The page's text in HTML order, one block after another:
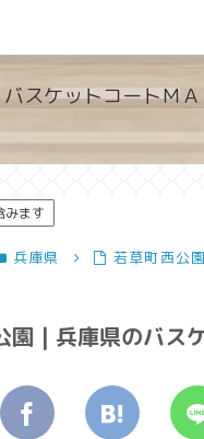
探せる！穴場が見つかるバスケ
バスケットコートＭ
みます
兵庫県
若草町西公
園 | 兵庫県のバス